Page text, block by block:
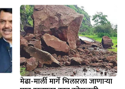
मेढा-मार्ली मार्गे भिलारला जाणाऱ्या